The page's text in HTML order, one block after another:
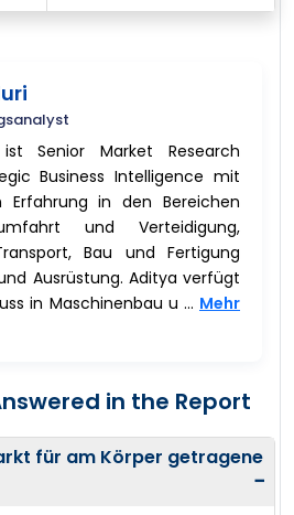
Senior Market Research
Business Intelligence mit
in den Bereichen
und Verteidigung,
Bau und Fertigung
Ausrüstung. Aditya verfügt
in Maschinenbau u ... Mehr
in the Report
für am Körper getragene
−